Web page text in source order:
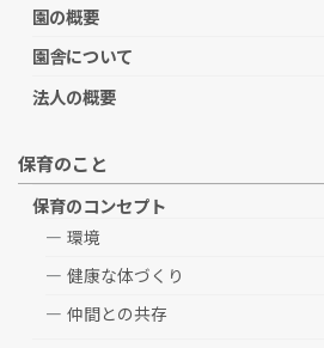
園の概要
園舎について
法人の概要
保育のこと
保育のコンセプト
環境
健康な体づくり
仲間との共存